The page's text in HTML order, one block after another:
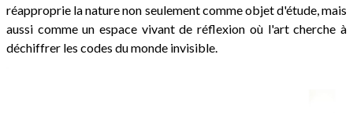
réapproprie la nature non seulement comme objet d'étude, mais
aussi comme un espace vivant de réflexion où l'art cherche à
déchiffrer les codes du monde invisible.